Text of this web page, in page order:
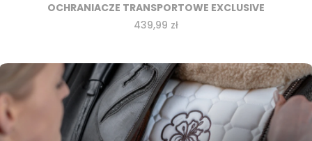
OCHRANIACZE TRANSPORTOWE EXCLUSIVE
Cena
439,99 zł